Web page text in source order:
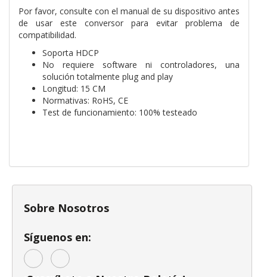
Por favor, consulte con el manual de su dispositivo antes
de usar este conversor para evitar problema de
compatibilidad.
Soporta HDCP
No requiere software ni controladores, una
solución totalmente plug and play
Longitud: 15 CM
Normativas: RoHS, CE
Test de funcionamiento: 100% testeado
Sobre Nosotros
Síguenos en: